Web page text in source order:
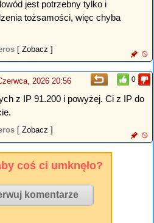
jest potrzebny tylko i
tożsamości, więc chyba
[ Zobacz ]
0
2026 20:56
z IP 91.200 i powyżej. Ci z IP do
[ Zobacz ]
coś ci umknęło?